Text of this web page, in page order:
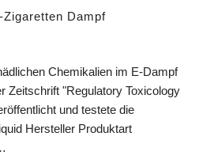
Dampf
Chemikalien im E-Dampf
Zeitschrift "Regulatory Toxicology
und testete die
Hersteller Produktart